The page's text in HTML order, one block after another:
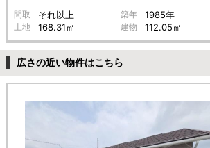
間取 それ以上 築年 1985年
土地 168.31㎡ 建物 112.05㎡
広さの近い物件はこちら